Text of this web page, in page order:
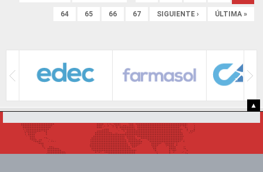
64 65 66 67 SIGUIENTE › ÚLTIMA »
▲